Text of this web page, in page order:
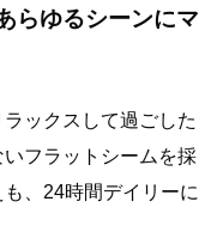
らゆるシーンにマ
ックスして過ごした
フラットシームを採
、 24時間デイリーに